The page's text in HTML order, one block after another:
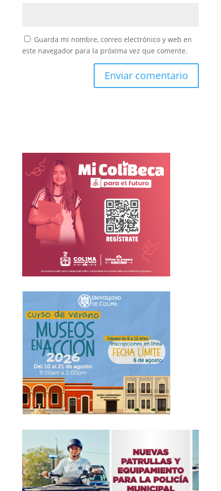
Guarda mi nombre, correo electrónico y web en
este navegador para la próxima vez que comente.